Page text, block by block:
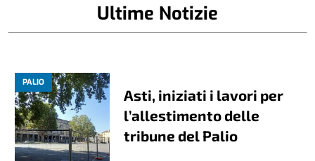
Ultime Notizie
PALIO
Asti, iniziati i lavori per
l’allestimento delle
tribune del Palio